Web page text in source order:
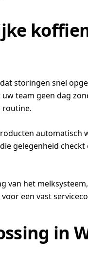
storingen snel
team geen dag
routine.
automatisch
gelegenheid
het
een vast
in